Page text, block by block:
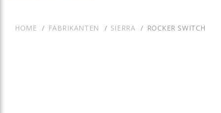
HOME FABRIKANTEN SIERRA ROCKER SWITCH